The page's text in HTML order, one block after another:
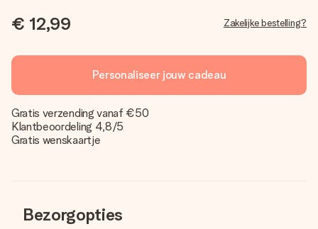
€ 12,99 Zakelijke bestelling?
Personaliseer jouw cadeau
Gratis verzending vanaf €50
Klantbeoordeling 4,8/5
Gratis wenskaartje
Bezorgopties